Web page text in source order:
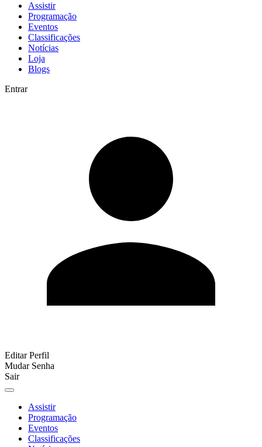
Assistir
Programação
Eventos
Classificações
Notícias
Loja
Blogs
Entrar
Editar Perfil
Mudar Senha
Sair
Assistir
Programação
Eventos
Classificações